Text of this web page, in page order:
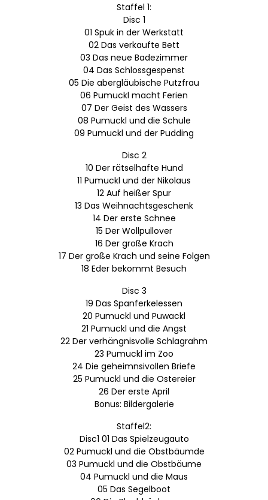
Staffel 1:
Disc 1
01 Spuk in der Werkstatt
02 Das verkaufte Bett
03 Das neue Badezimmer
04 Das Schlossgespenst
05 Die abergläubische Putzfrau
06 Pumuckl macht Ferien
07 Der Geist des Wassers
08 Pumuckl und die Schule
09 Pumuckl und der Pudding
Disc 2
10 Der rätselhafte Hund
11 Pumuckl und der Nikolaus
12 Auf heißer Spur
13 Das Weihnachtsgeschenk
14 Der erste Schnee
15 Der Wollpullover
16 Der große Krach
17 Der große Krach und seine Folgen
18 Eder bekommt Besuch
Disc 3
19 Das Spanferkelessen
20 Pumuckl und Puwackl
21 Pumuckl und die Angst
22 Der verhängnisvolle Schlagrahm
23 Pumuckl im Zoo
24 Die geheimnsivollen Briefe
25 Pumuckl und die Ostereier
26 Der erste April
Bonus: Bildergalerie
Staffel2:
Disc1 01 Das Spielzeugauto
02 Pumuckl und die Obstbäumde
03 Pumuckl und die Obstbäume
04 Pumuckl und die Maus
05 Das Segelboot